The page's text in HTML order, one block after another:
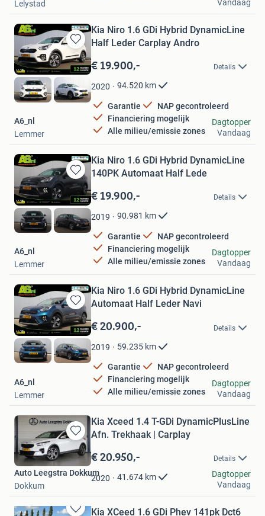
Lelystad
Vandaag
Bewaren
in
Mijn
Favorieten
Kia Niro 1.6 GDi Hybrid DynamicLine
Half Leder Carplay Andro
€ 19.900,- Details
2020 94.520 km
Garantie
NAP gecontroleerd
Financiering mogelijk
Alle milieu/emissie zones
A6_nl
Lemmer
Dagtopper
Vandaag
Bewaren
Mijn
Favorieten
Kia Niro 1.6 GDi Hybrid DynamicLine
140PK Automaat Half Lede
€ 19.900,- Details
2019 90.981 km
Garantie
NAP gecontroleerd
Financiering mogelijk
Alle milieu/emissie zones
A6_nl
Lemmer
Dagtopper
Vandaag
Bewaren
in
Mijn
Favorieten
Kia Niro 1.6 GDi Hybrid DynamicLine
Automaat Half Leder Navi
€ 20.900,- Details
2019 59.235 km
Garantie
NAP gecontroleerd
Financiering mogelijk
Alle milieu/emissie zones
A6_nl
Lemmer
Dagtopper
Vandaag
Bewaren
in
Mijn
Favorieten
Kia Xceed 1.4 T-GDi DynamicPlusLine
Afn. Trekhaak | Carplay
€ 20.950,- Details
2020 41.674 km
Auto Leegstra Dokkum
Dokkum
Dagtopper
Vandaag
Kia XCeed 1.6 GDi Phev 141pk Dct6